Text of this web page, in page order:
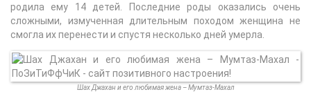
родила ему 14 детей. Последние роды оказались очень
сложными, измученная длительным походом женщина не
смогла их перенести и спустя несколько дней умерла.
Шах Джахан и его любимая жена – Мумтаз-Махал